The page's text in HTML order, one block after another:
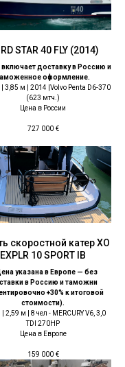
STAR 40 FLY (2014)
включает доставку в Россию и
оформление.
3,85 м | 2014 |Volvo Penta D6-370
(623 мтч.)
Цена в России
727 000 €
скоростной катер XO
EXPLR 10 SPORT IB
указана в Европе — без
в Россию и таможни
+30% к итоговой
стоимости).
2,59 м | 8 чел - MERCURY V6, 3,0
TDI 270HP
Цена в Европе
159 000 €